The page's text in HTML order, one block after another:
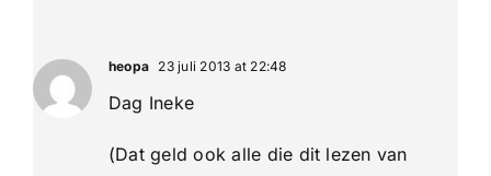
heopa 23 juli 2013 at 22:48
Dag Ineke
(Dat geld ook alle die dit lezen van